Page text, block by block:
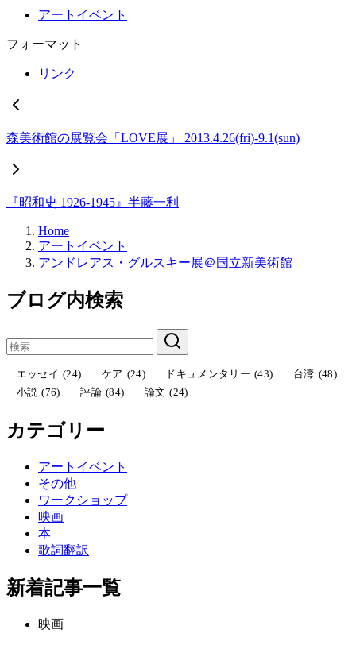
アートイベント
フォーマット
リンク
森美術館の展覧会「LOVE展」 2013.4.26(fri)-9.1(sun)
『昭和史 1926-1945』半藤一利
Home
アートイベント
アンドレアス・グルスキー展＠国立新美術館
ブログ内検索
エッセイ (24) ケア (24) ドキュメンタリー (43) 台湾 (48)
小説 (76) 評論 (84) 論文 (24)
カテゴリー
アートイベント
その他
ワークショップ
映画
本
歌詞翻訳
新着記事一覧
映画